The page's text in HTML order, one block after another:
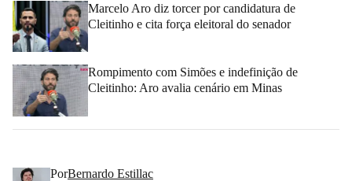
Marcelo Aro diz torcer por candidatura de
Cleitinho e cita força eleitoral do senador
Rompimento com Simões e indefinição de
Cleitinho: Aro avalia cenário em Minas
PorBernardo Estillac